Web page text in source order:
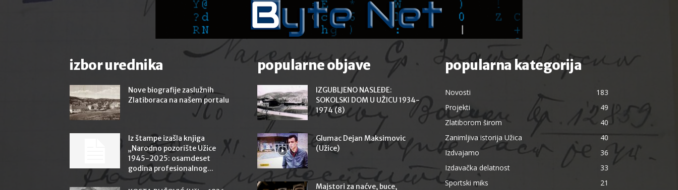
izbor urednika
Nove biografije zaslužnih
Zlatiboraca na našem portalu
Iz štampe izašla knjiga
„Narodno pozorište Užice
1945-2025: osamdeset
godina profesionalnog...
popularne objave
IZGUBLJENO NASLEĐE:
SOKOLSKI DOM U UŽICU 1934-
1974 (8)
Glumac Dejan Maksimovic
(Užice)
Majstori za naćve, buce,
popularna kategorija
Novosti
183
Projekti
49
Zlatiborom širom
40
Zanimljiva istorija Užica
40
Izdvajamo
36
Izdavačka delatnost
33
Sportski miks
21